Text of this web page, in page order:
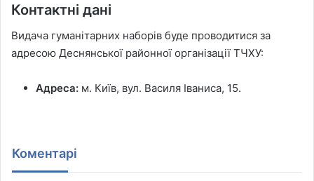
Контактні дані
Видача гуманітарних наборів буде проводитися за
адресою Деснянської районної організації ТЧХУ:
Адреса: м. Київ, вул. Василя Іваниса, 15.
Коментарі